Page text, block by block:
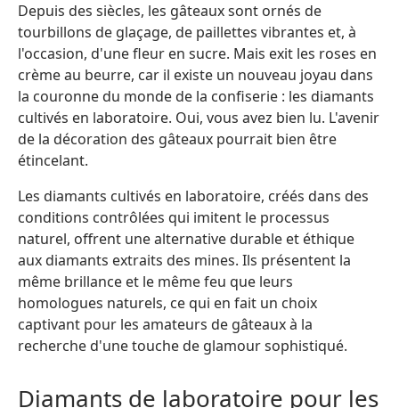
Depuis des siècles, les gâteaux sont ornés de
tourbillons de glaçage, de paillettes vibrantes et, à
l'occasion, d'une fleur en sucre. Mais exit les roses en
crème au beurre, car il existe un nouveau joyau dans
la couronne du monde de la confiserie : les diamants
cultivés en laboratoire. Oui, vous avez bien lu. L'avenir
de la décoration des gâteaux pourrait bien être
étincelant.
Les diamants cultivés en laboratoire, créés dans des
conditions contrôlées qui imitent le processus
naturel, offrent une alternative durable et éthique
aux diamants extraits des mines. Ils présentent la
même brillance et le même feu que leurs
homologues naturels, ce qui en fait un choix
captivant pour les amateurs de gâteaux à la
recherche d'une touche de glamour sophistiqué.
Diamants de laboratoire pour les